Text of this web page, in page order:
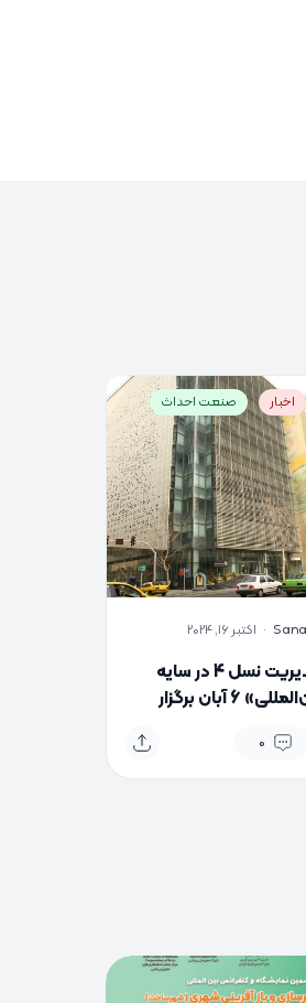
اخبار صنعت احداث
· اکتبر 16, 2024
سمینار «مدیریت نسل 4 در سایه
تحولات بین‌المللی» 6 آبان برگزار
0
0